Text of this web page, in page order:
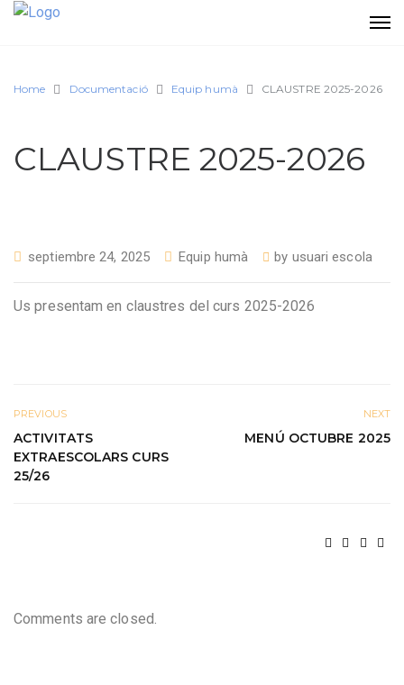
Home Documentació Equip humà CLAUSTRE 2025-2026
CLAUSTRE 2025-2026
septiembre 24, 2025 Equip humà by usuari escola
Us presentam en claustres del curs 2025-2026
PREVIOUS
ACTIVITATS
EXTRAESCOLARS CURS
25/26
NEXT
MENÚ OCTUBRE 2025
Comments are closed.